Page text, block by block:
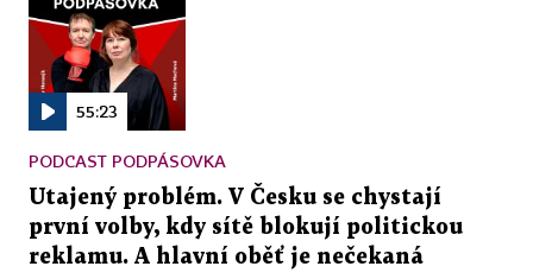
55:23
PODCAST PODPÁSOVKA
Utajený problém. V Česku se chystají
první volby, kdy sítě blokují politickou
reklamu. A hlavní oběť je nečekaná